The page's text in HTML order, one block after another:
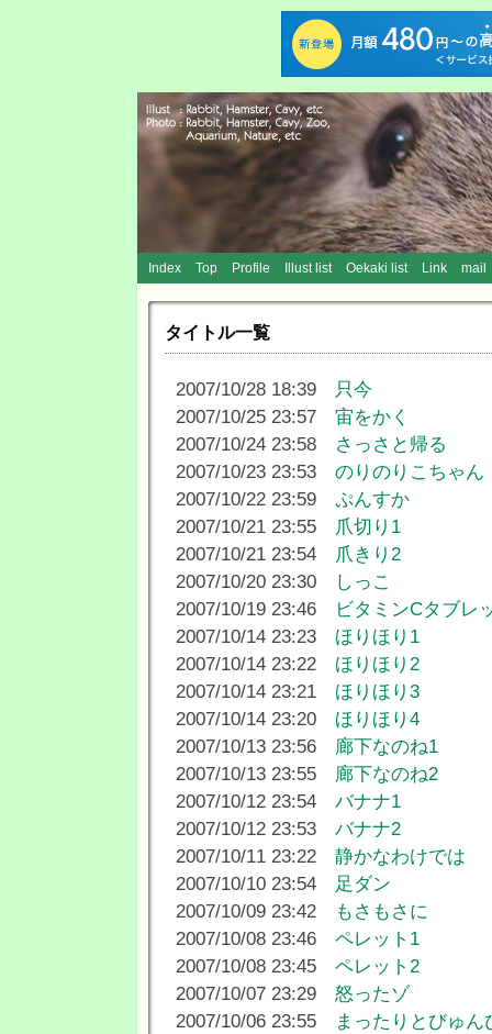
Index Top Profile Illust list Oekaki list Link mail
タイトル一覧
2007/10/28 18:39
只今
2007/10/25 23:57 宙をかく
2007/10/24 23:58
さっさと帰る
2007/10/23 23:53 のりのりこちゃん
2007/10/22 23:59 ぷんすか
2007/10/21 23:55
爪切り1
2007/10/21 23:54
爪きり2
2007/10/20 23:30
しっこ
2007/10/19 23:46
ビタミンCタブレ
2007/10/14 23:23 ほりほり1
2007/10/14 23:22 ほりほり2
2007/10/14 23:21 ほりほり3
2007/10/14 23:20 ほりほり4
2007/10/13 23:56
廊下なのね1
2007/10/13 23:55
廊下なのね2
2007/10/12 23:54 バナナ1
2007/10/12 23:53 バナナ2
2007/10/11 23:22 静かなわけでは
2007/10/10 23:54
足ダン
2007/10/09 23:42
もさもさに
2007/10/08 23:46 ペレット1
2007/10/08 23:45 ペレット2
2007/10/07 23:29 怒ったゾ
2007/10/06 23:55
まったりとびゅん